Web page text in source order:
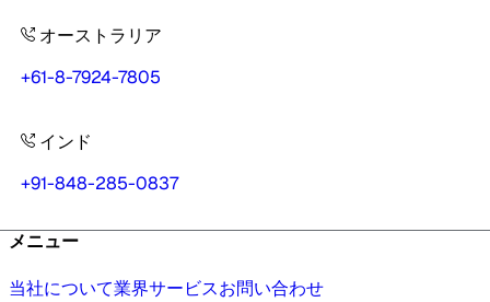
オーストラリア
+61-8-7924-7805
インド
+91-848-285-0837
メニュー
当社について業界サービスお問い合わせ